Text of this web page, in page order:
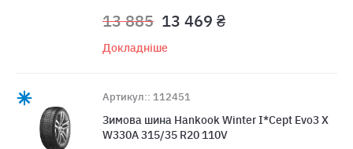
13 885 13 469 ₴
Докладніше
Артикул:: 112451
Зимова шина Hankook Winter I*Cept Evo3 X
W330A 315/35 R20 110V